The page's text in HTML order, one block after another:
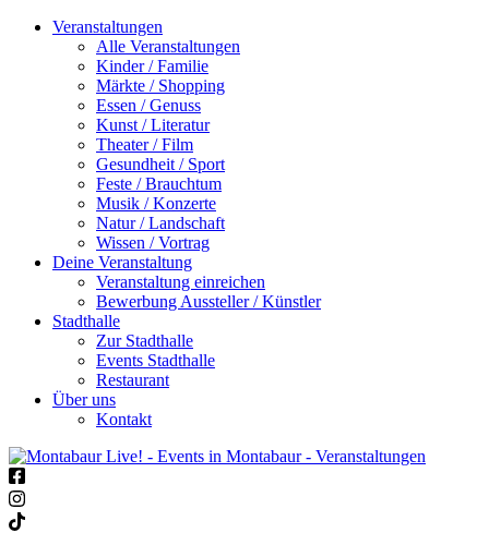
Veranstaltungen
Alle Veranstaltungen
Kinder / Familie
Märkte / Shopping
Essen / Genuss
Kunst / Literatur
Theater / Film
Gesundheit / Sport
Feste / Brauchtum
Musik / Konzerte
Natur / Landschaft
Wissen / Vortrag
Deine Veranstaltung
Veranstaltung einreichen
Bewerbung Aussteller / Künstler
Stadthalle
Zur Stadthalle
Events Stadthalle
Restaurant
Über uns
Kontakt